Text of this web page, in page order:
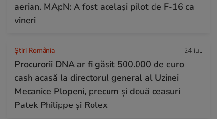
aerian. MApN: A fost același pilot de F-16 ca
vineri
Știri România 24 iul.
Procurorii DNA ar fi găsit 500.000 de euro
cash acasă la directorul general al Uzinei
Mecanice Plopeni, precum și două ceasuri
Patek Philippe și Rolex